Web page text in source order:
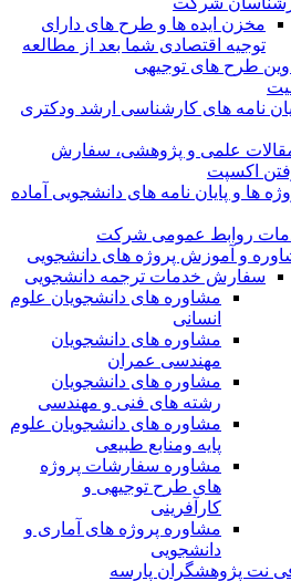
مخزن ایده ها و طرح های دارای
توجیه اقتصادی شما بعد از مطالعه
طرح های توجیهی
نامه های کارشناسی ارشد ودکتری
علمی و پژوهشی، سفارش
ها و پایان نامه های دانشجویی آماده
روابط عمومی شرکت
و آموزش پروژه های دانشجویی
سفارش خدمات ترجمه دانشجویی
مشاوره های دانشجویان علوم
انسانی
مشاوره های دانشجویان
مهندسی عمران
مشاوره های دانشجویان
رشته های فنی و مهندسی
مشاوره های دانشجویان علوم
پایه ومنابع طبیعی
مشاوره سفارشات پروژه
های طرح توجیهی و
کارآفرینی
مشاوره پروژه های آماری و
دانشجویی
نت پژوهشگران پارسه